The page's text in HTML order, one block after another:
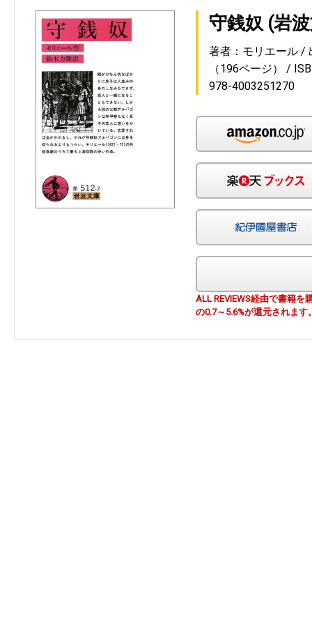
守銭奴 (岩
著者：モリエール
（196ページ）
978-4003251270
ALL REVIEWS経由で書籍
の0.7～5.6%が還元されます